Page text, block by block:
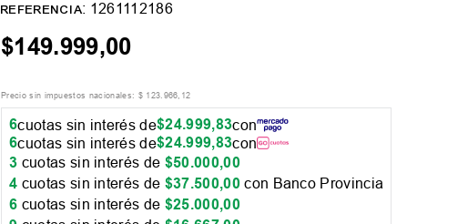
REFERENCIA: 1261112186
$149.999,00
Precio sin impuestos nacionales: $ 123.966, 12
6cuotas sin interés de$24.999,83con
6cuotas sin interés de$24.999,83con
3 cuotas sin interés de $50.000,00
4 cuotas sin interés de $37.500,00 con Banco Provincia
6 cuotas sin interés de $25.000,00